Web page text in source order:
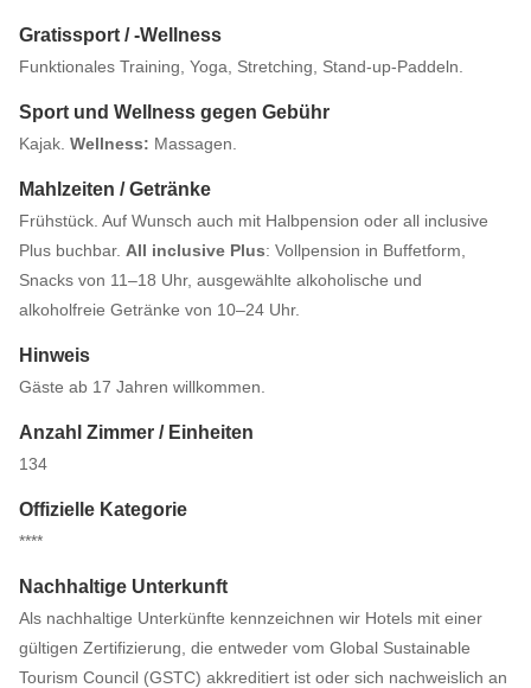
Gratissport / -Wellness
Funktionales Training, Yoga, Stretching, Stand-up-Paddeln.
Sport und Wellness gegen Gebühr
Kajak. Wellness: Massagen.
Mahlzeiten / Getränke
Frühstück. Auf Wunsch auch mit Halbpension oder all inclusive
Plus buchbar. All inclusive Plus: Vollpension in Buffetform,
Snacks von 11–18 Uhr, ausgewählte alkoholische und
alkoholfreie Getränke von 10–24 Uhr.
Hinweis
Gäste ab 17 Jahren willkommen.
Anzahl Zimmer / Einheiten
134
Offizielle Kategorie
****
Nachhaltige Unterkunft
Als nachhaltige Unterkünfte kennzeichnen wir Hotels mit einer
gültigen Zertifizierung, die entweder vom Global Sustainable
Tourism Council (GSTC) akkreditiert ist oder sich nachweislich an